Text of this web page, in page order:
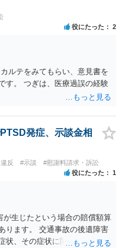
役にたった 2
ルテをみてもらい、意見書を
す。 つぎは、医療過誤の経験
発症、示談金相
反 #示談 #慰謝料請求・訴訟
役にたった 1
生じたという場合の賠償額算
ります。 交通事故の後遺障害
状、その症状に関する医療記